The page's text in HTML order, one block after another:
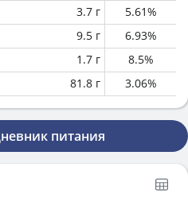
3.7 г 5.61%
9.5 г 6.93%
1.7 г 8.5%
81.8 г 3.06%
питания